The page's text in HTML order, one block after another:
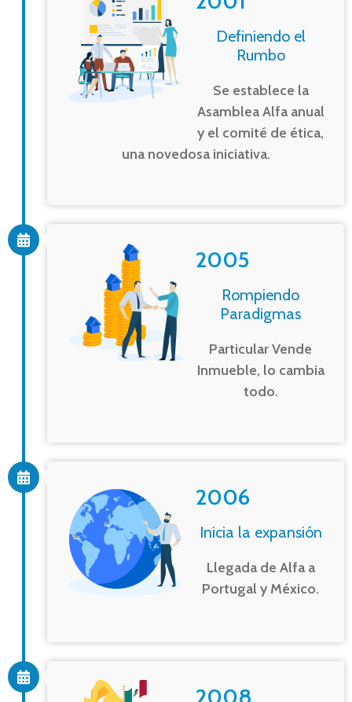
Definiendo el
Rumbo
Se establece la
Asamblea Alfa anual
y el comité de ética,
una novedosa iniciativa.
2005
Rompiendo
Paradigmas
Particular Vende
Inmueble, lo cambia
todo.
2006
Inicia la expansión
Llegada de Alfa a
Portugal y México.
2008